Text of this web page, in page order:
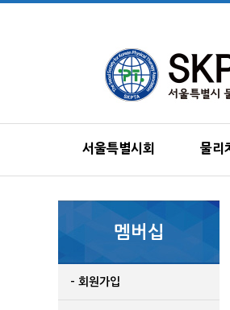
서울특별시회 물리
멤버십
- 회원가입